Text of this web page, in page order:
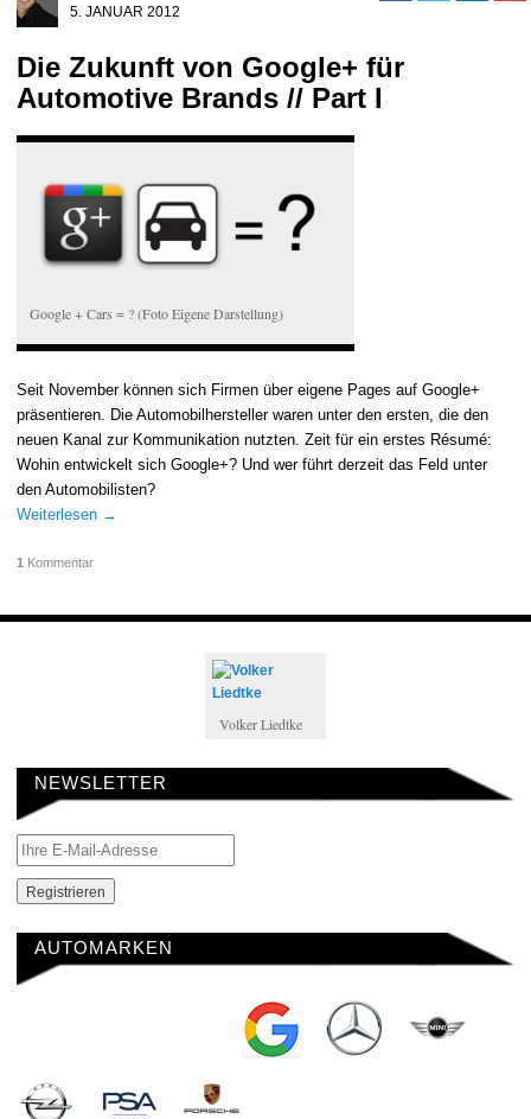
5. JANUAR 2012
Die Zukunft von Google+ für
Automotive Brands // Part I
Google + Cars = ? (Foto Eigene Darstellung)
Seit November können sich Firmen über eigene Pages auf Google+
präsentieren. Die Automobilhersteller waren unter den ersten, die den
neuen Kanal zur Kommunikation nutzten. Zeit für ein erstes Résumé:
Wohin entwickelt sich Google+? Und wer führt derzeit das Feld unter
den Automobilisten?
Weiterlesen →
1 Kommentar
Volker Liedtke
NEWSLETTER
AUTOMARKEN